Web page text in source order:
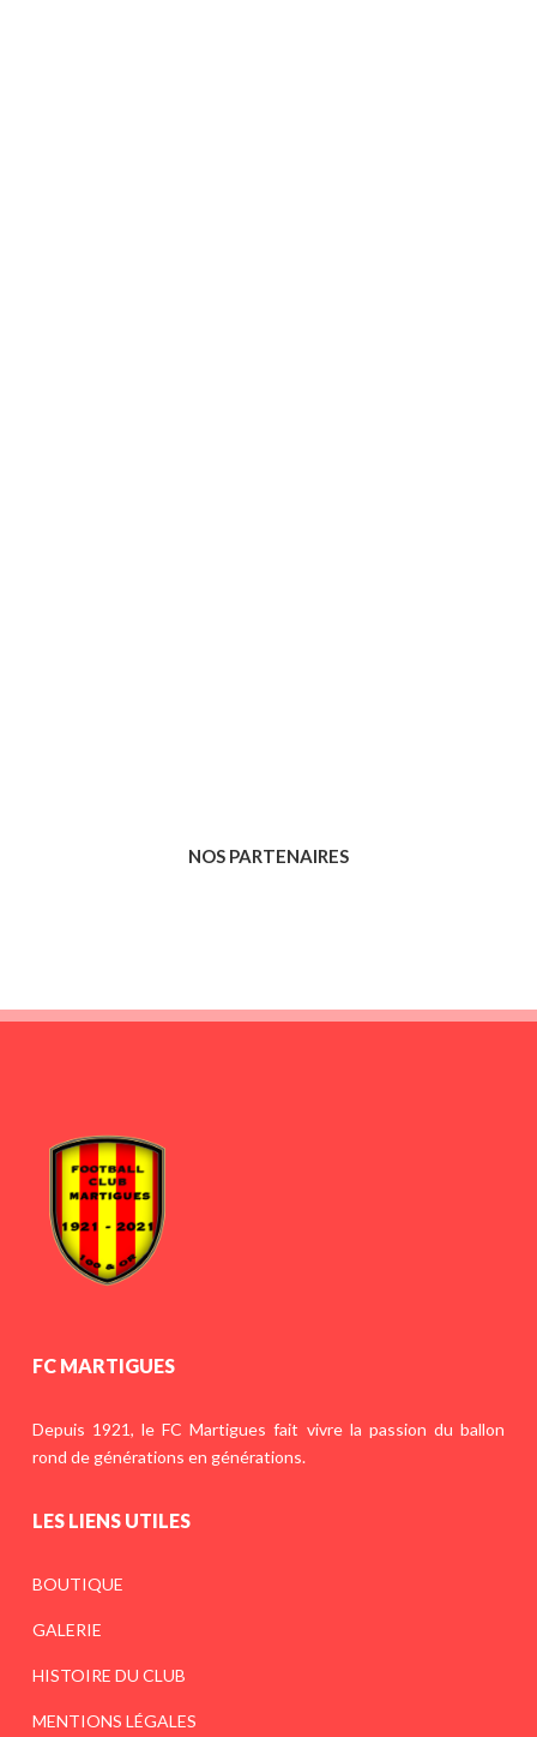
NOS PARTENAIRES
FC MARTIGUES
Depuis 1921, le FC Martigues fait vivre la passion du ballon
rond de générations en générations.
LES LIENS UTILES
BOUTIQUE
GALERIE
HISTOIRE DU CLUB
MENTIONS LÉGALES